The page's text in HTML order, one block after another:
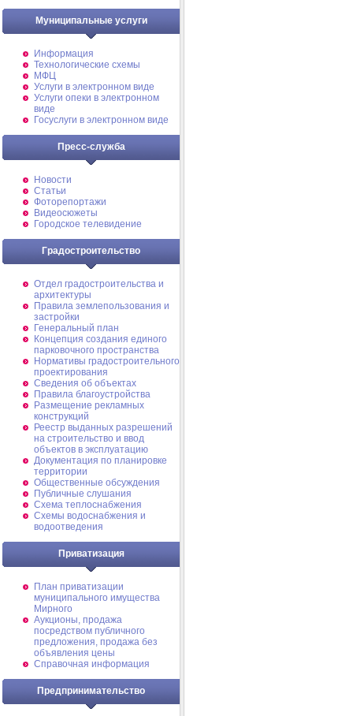
Муниципальные услуги
Информация
Технологические схемы
МФЦ
Услуги в электронном виде
Услуги опеки в электронном
виде
Госуслуги в электронном виде
Пресс-служба
Новости
Статьи
Фоторепортажи
Видеосюжеты
Городское телевидение
Градостроительство
Отдел градостроительства и
архитектуры
Правила землепользования и
застройки
Генеральный план
Концепция создания единого
парковочного пространства
Нормативы градостроительного
проектирования
Сведения об объектах
Правила благоустройства
Размещение рекламных
конструкций
Реестр выданных разрешений
на строительство и ввод
объектов в эксплуатацию
Документация по планировке
территории
Общественные обсуждения
Публичные слушания
Схема теплоснабжения
Схемы водоснабжения и
водоотведения
Приватизация
План приватизации
муниципального имущества
Мирного
Аукционы, продажа
посредством публичного
предложения, продажа без
объявления цены
Справочная информация
Предпринимательство